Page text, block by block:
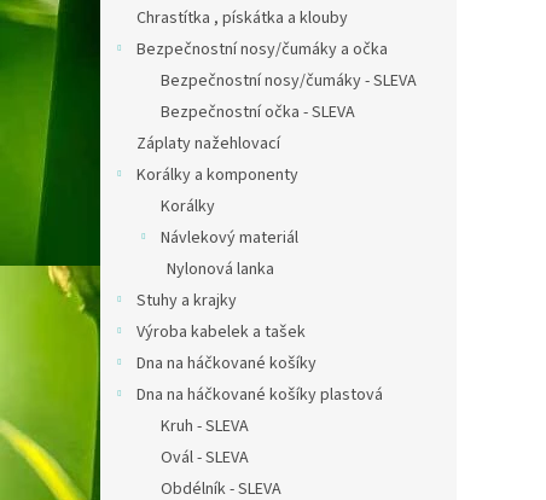
Chrastítka , pískátka a klouby
Bezpečnostní nosy/čumáky a očka
Bezpečnostní nosy/čumáky - SLEVA
Bezpečnostní očka - SLEVA
Záplaty nažehlovací
Korálky a komponenty
Korálky
Návlekový materiál
Nylonová lanka
Stuhy a krajky
Výroba kabelek a tašek
Dna na háčkované košíky
Dna na háčkované košíky plastová
Kruh - SLEVA
Ovál - SLEVA
Obdélník - SLEVA